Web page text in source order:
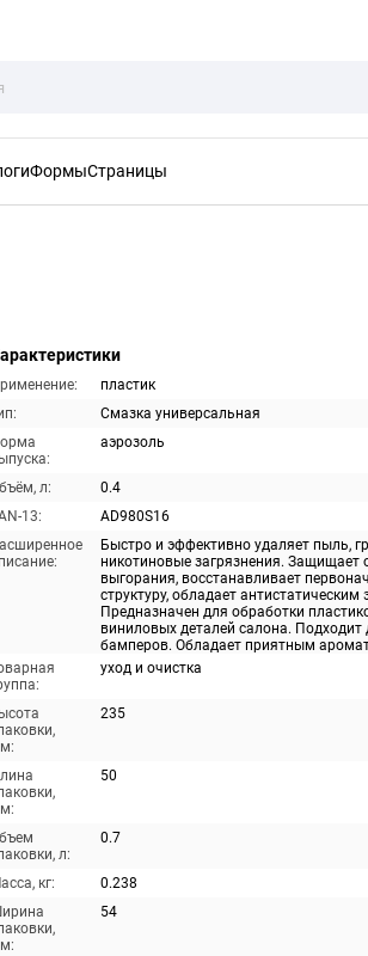
ФормыСтраницы
пластик
Смазка универсальная
аэрозоль
л:
0.4
13:
AD980S16
Быстро и эффективно удаляет пыль,
никотиновые загрязнения. Защищает
выгорания, восстанавливает
структуру, обладает антистатическим
Предназначен для обработки
виниловых деталей салона. Подходит
бамперов. Обладает приятным
уход и очистка
235
50
л:
0.7
кг:
0.238
54